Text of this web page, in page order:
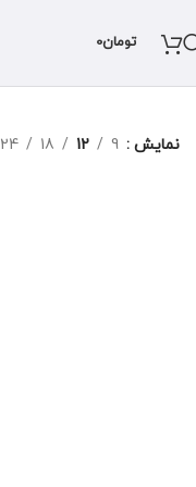
تومان0
نمایش 9
12
18
24